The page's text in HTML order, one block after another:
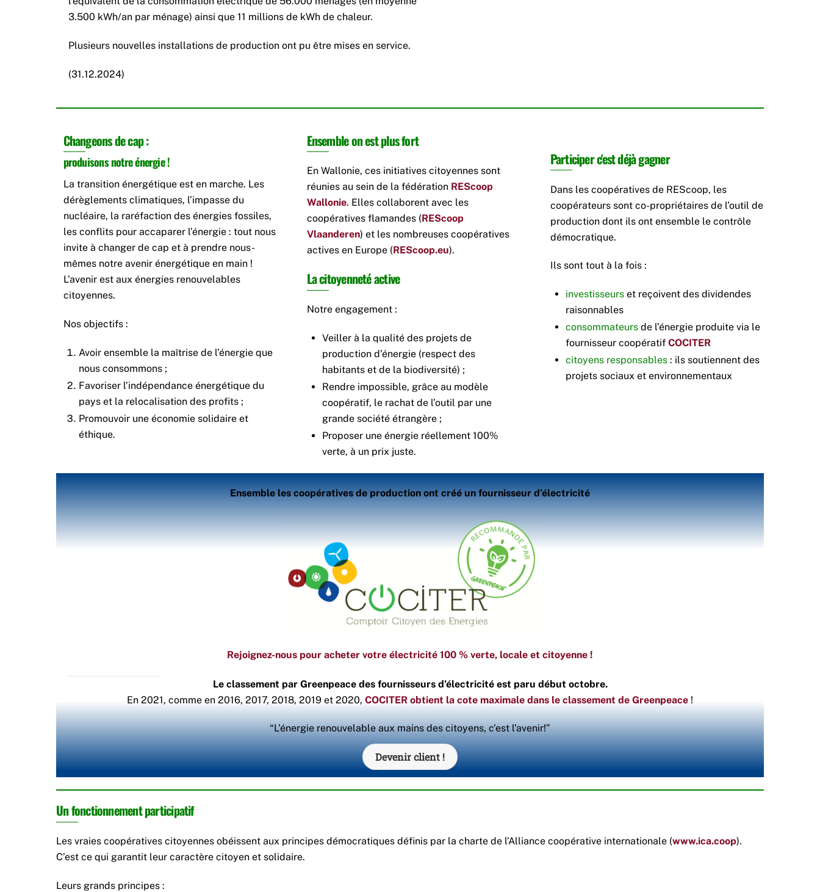
3.500 kWh/an par ménage) ainsi que 11 millions de kWh de chaleur.
Plusieurs nouvelles installations de production ont pu être mises en service.
(31.12.2024)
Changeons de cap :
produisons notre énergie !
La transition énergétique est en marche. Les
dérèglements climatiques, l’impasse du
nucléaire, la raréfaction des énergies fossiles,
les conflits pour accaparer l’énergie : tout nous
invite à changer de cap et à prendre nous-
mêmes notre avenir énergétique en main !
L’avenir est aux énergies renouvelables
citoyennes.
Nos objectifs :
Avoir ensemble la maîtrise de l’énergie que
nous consommons ;
Favoriser l’indépendance énergétique du
pays et la relocalisation des profits ;
Promouvoir une économie solidaire et
éthique.
Ensemble on est plus fort
En Wallonie, ces initiatives citoyennes sont
réunies au sein de la fédération REScoop
Wallonie. Elles collaborent avec les
coopératives flamandes (REScoop
Vlaanderen) et les nombreuses coopératives
actives en Europe (REScoop.eu).
La citoyenneté active
Notre engagement :
Veiller à la qualité des projets de
production d’énergie (respect des
habitants et de la biodiversité) ;
Rendre impossible, grâce au modèle
coopératif, le rachat de l’outil par une
grande société étrangère ;
Proposer une énergie réellement 100%
verte, à un prix juste.
Participer c'est déjà gagner
Dans les coopératives de REScoop, les
coopérateurs sont co-propriétaires de l’outil de
production dont ils ont ensemble le contrôle
démocratique.
Ils sont tout à la fois :
investisseurs et reçoivent des dividendes
raisonnables
consommateurs de l’énergie produite via le
fournisseur coopératifCOCITER
citoyens responsables : ils soutiennent des
projets sociaux et environnementaux
Ensemble les coopératives de production ont créé un fournisseur d’électricité
Rejoignez-nous pour acheter votre électricité 100 % verte, locale et citoyenne !
Le classement par Greenpeace des fournisseurs d’électricité est paru début octobre.
En 2021, comme en 2016, 2017, 2018, 2019 et 2020, COCITER obtient la cote maximale dans le classement de Greenpeace !
“L’énergie renouvelable aux mains des citoyens, c’est l’avenir!”
Devenir client !
Un fonctionnement participatif
Les vraies coopératives citoyennes obéissent aux principes démocratiques définis par la charte de l’Alliance coopérative internationale (www.ica.coop).
C’est ce qui garantit leur caractère citoyen et solidaire.
Leurs grands principes :